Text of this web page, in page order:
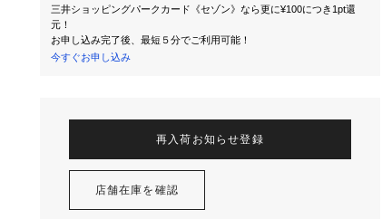
三井ショッピングパークカード《セゾン》なら更に¥100につき1pt還
元！
お申し込み完了後、最短５分でご利用可能！
今すぐお申し込み
再入荷お知らせ登録
店舗在庫を確認